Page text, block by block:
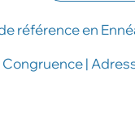
référence en
|